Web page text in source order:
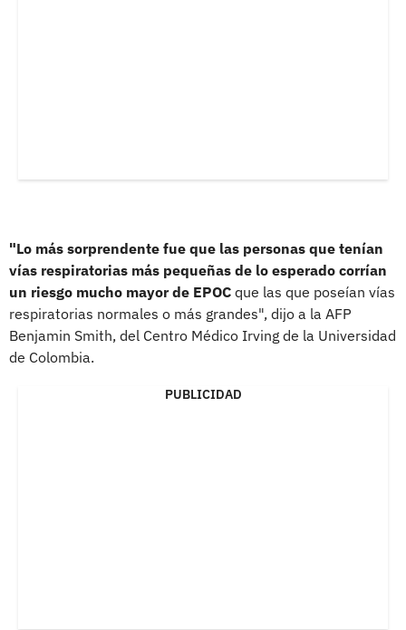
"Lo más sorprendente fue que las personas que tenían
vías respiratorias más pequeñas de lo esperado corrían
un riesgo mucho mayor de EPOC que las que poseían vías
respiratorias normales o más grandes", dijo a la AFP
Benjamin Smith, del Centro Médico Irving de la Universidad
de Colombia.
PUBLICIDAD